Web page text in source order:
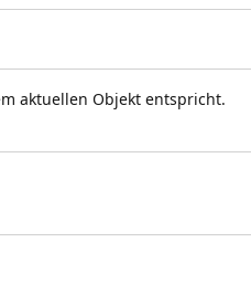
aktuellen Objekt entspricht.